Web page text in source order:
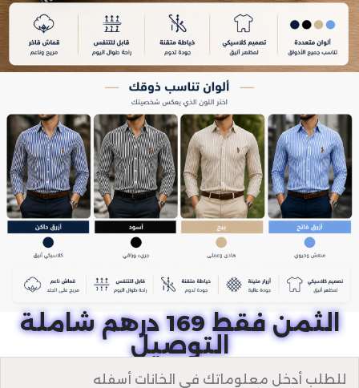
الثمن فقط 169 درهم شاملة
التوصيل
للطلب أدخل معلوماتك في الخانات أسفله